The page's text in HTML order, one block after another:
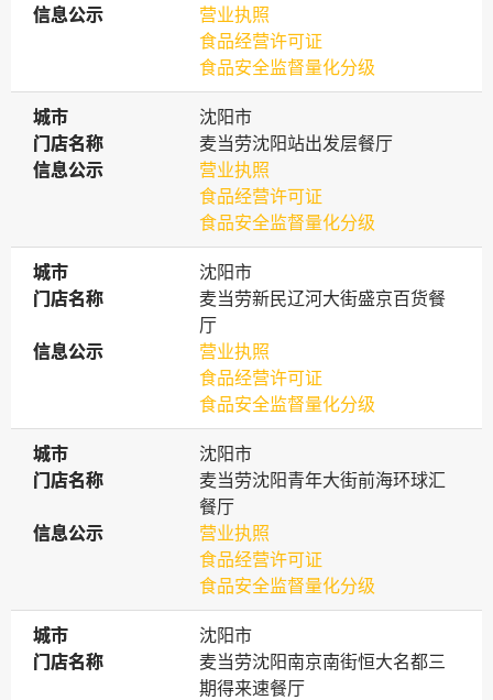
信息公示
信息公示
营业执照
食品经营许可证
食品安全监督量化分级
城市
城市
沈阳市
门店名称
门店名称
麦当劳沈阳站出发层餐厅
信息公示
信息公示
营业执照
食品经营许可证
食品安全监督量化分级
城市
城市
沈阳市
门店名称
门店名称
麦当劳新民辽河大街盛京百货餐
厅
信息公示
信息公示
营业执照
食品经营许可证
食品安全监督量化分级
城市
城市
沈阳市
门店名称
门店名称
麦当劳沈阳青年大街前海环球汇
餐厅
信息公示
信息公示
营业执照
食品经营许可证
食品安全监督量化分级
城市
城市
沈阳市
门店名称
门店名称
麦当劳沈阳南京南街恒大名都三
期得来速餐厅